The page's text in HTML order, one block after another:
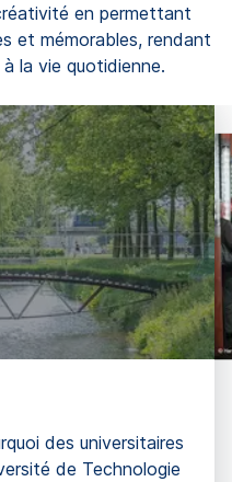
en permettant
et mémorables, rendant
la vie quotidienne.
des universitaires
de Technologie